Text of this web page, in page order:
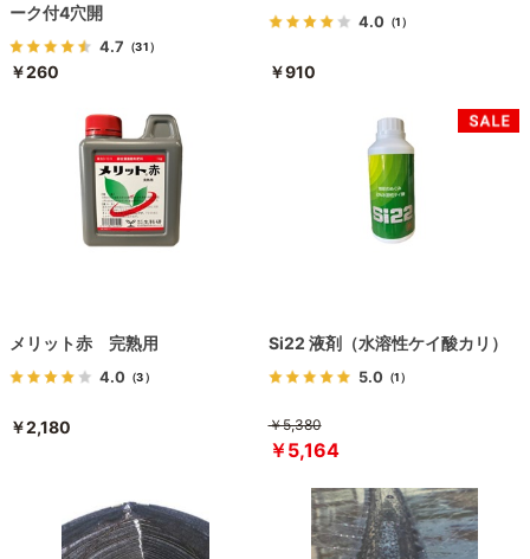
ーク付4穴開
4.7 （31）
￥260
4.0 （1）
￥910
メリット赤 完熟用
4.0 （3）
￥2,180
Si22 液剤（水溶性ケイ酸カリ）
5.0 （1）
￥5,380
￥5,164